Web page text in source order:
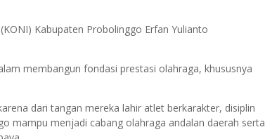
Kabupaten Probolinggo Erfan Yulianto
membangun fondasi prestasi olahraga, khususnya
dari tangan mereka lahir atlet berkarakter, disiplin
mampu menjadi cabang olahraga andalan daerah serta